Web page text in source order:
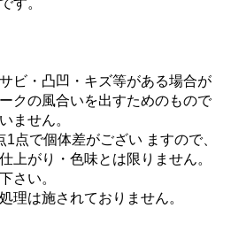
ビ・凸凹・キズ等がある場合が
クの風合いを出すためのもので
ません。
点で個体差がござい ますので、
上がり・色味とは限りません。
さい。
理は施されておりません。